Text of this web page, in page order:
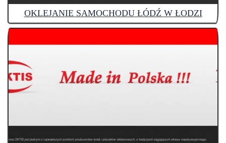
OKLEJANIE SAMOCHODU ŁÓDŹ W ŁODZI